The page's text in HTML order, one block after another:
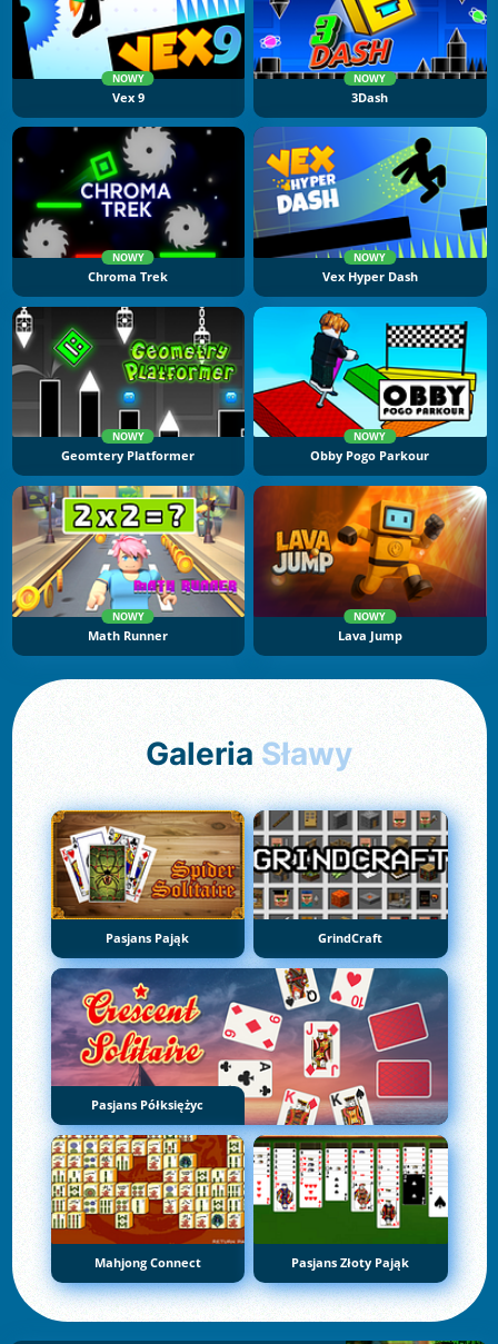
NOWY
Vex 9
NOWY
3Dash
NOWY
Chroma Trek
NOWY
Vex Hyper Dash
NOWY
Geomtery Platformer
NOWY
Obby Pogo Parkour
NOWY
Math Runner
NOWY
Lava Jump
Galeria Sławy
Pasjans Pająk GrindCraft
Pasjans Półksiężyc
Mahjong Connect Pasjans Złoty Pająk